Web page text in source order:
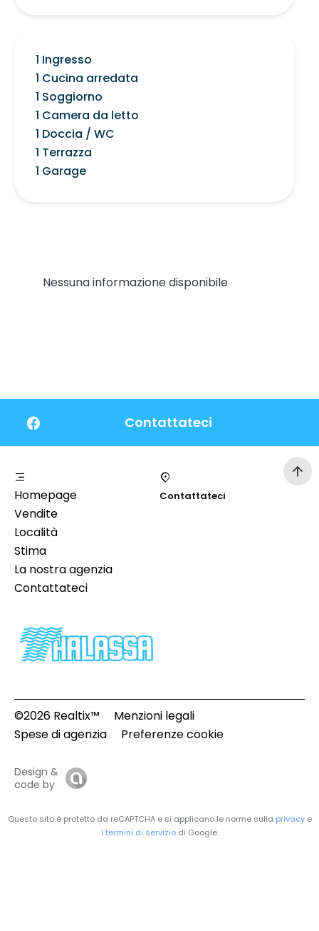
1 Ingresso
1 Cucina arredata
1 Soggiorno
1 Camera da letto
1 Doccia / WC
1 Terrazza
1 Garage
Nessuna informazione disponibile
Contattateci
Homepage
Vendite
Località
Stima
La nostra agenzia
Contattateci
Contattateci
©2026 Realtix™
Menzioni legali
Spese di agenzia
Preferenze cookie
Design &
code by
Questo sito è protetto da reCAPTCHA e si applicano le norme sulla privacye
i termini di serviziodi Google.